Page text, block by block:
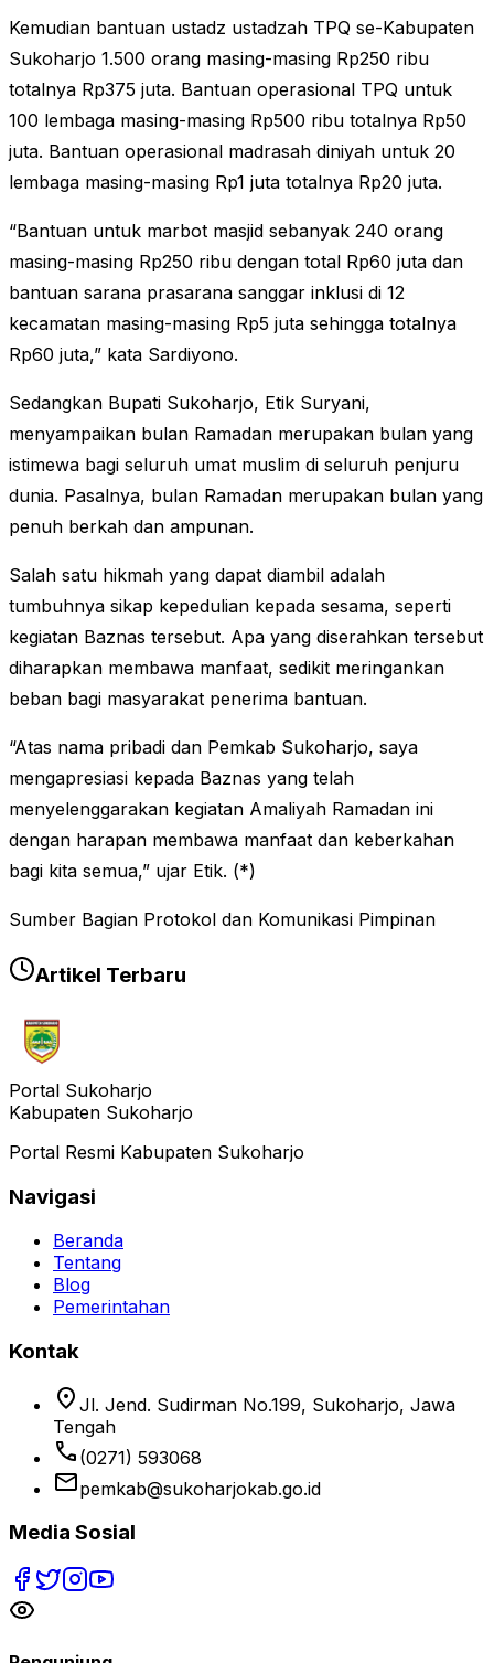
Kemudian bantuan ustadz ustadzah TPQ se-Kabupaten
Sukoharjo 1.500 orang masing-masing Rp250 ribu
totalnya Rp375 juta. Bantuan operasional TPQ untuk
100 lembaga masing-masing Rp500 ribu totalnya Rp50
juta. Bantuan operasional madrasah diniyah untuk 20
lembaga masing-masing Rp1 juta totalnya Rp20 juta.
“Bantuan untuk marbot masjid sebanyak 240 orang
masing-masing Rp250 ribu dengan total Rp60 juta dan
bantuan sarana prasarana sanggar inklusi di 12
kecamatan masing-masing Rp5 juta sehingga totalnya
Rp60 juta,” kata Sardiyono.
Sedangkan Bupati Sukoharjo, Etik Suryani,
menyampaikan bulan Ramadan merupakan bulan yang
istimewa bagi seluruh umat muslim di seluruh penjuru
dunia. Pasalnya, bulan Ramadan merupakan bulan yang
penuh berkah dan ampunan.
Salah satu hikmah yang dapat diambil adalah
tumbuhnya sikap kepedulian kepada sesama, seperti
kegiatan Baznas tersebut. Apa yang diserahkan tersebut
diharapkan membawa manfaat, sedikit meringankan
beban bagi masyarakat penerima bantuan.
“Atas nama pribadi dan Pemkab Sukoharjo, saya
mengapresiasi kepada Baznas yang telah
menyelenggarakan kegiatan Amaliyah Ramadan ini
dengan harapan membawa manfaat dan keberkahan
bagi kita semua,” ujar Etik. (*)
Sumber Bagian Protokol dan Komunikasi Pimpinan
Artikel Terbaru
Portal Sukoharjo
Kabupaten Sukoharjo
Portal Resmi Kabupaten Sukoharjo
Navigasi
Beranda
Tentang
Blog
Pemerintahan
Kontak
location_on Jl. Jend. Sudirman No.199, Sukoharjo, Jawa
Tengah
phone (0271) 593068
emailpemkab@sukoharjokab.go.id
Media Sosial